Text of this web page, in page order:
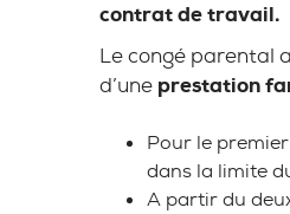
contrat de travail.
Le congé parental
d’une prestation
Pour le
dans la limite
A partir du